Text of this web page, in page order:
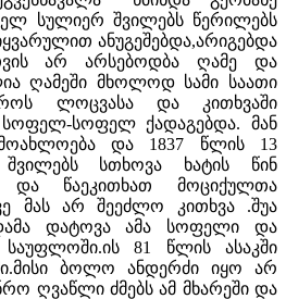
სულიერ შვილებს წერილებს
ანუგეშებდა,არიგებდა
არ არსებოდბა ღამე და
ღამეში მხოლოდ სამი საათი
ლოცვასა და კითხვაში
სოფელ ქადაგებდა. მან
და 1837 წლის 13
სთხოვა ხატის წინ
წაეკითხათ მოციქულთა
მას არ შეეძლო კითხვა .შუა
დატოვა ამა სოფელი და
საუფლოში.ის 81 წლის ასაკში
ბოლო ანდერძი იყო არ
ღვაწლი ძმებს ამ მხარეში და